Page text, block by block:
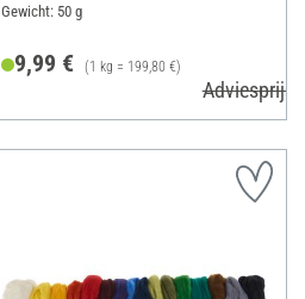
Gewicht: 50 g
9,99 € (1 kg = 199,80 €)
Adviesprijs